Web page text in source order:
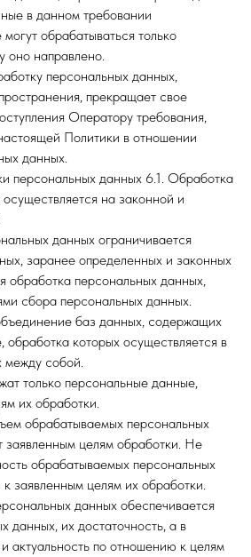
в данном требовании
обрабатываться только
оно направлено.
персональных данных,
прекращает свое
Оператору требования,
Политики в отношении
данных.
персональных данных 6.1. Обработка
на законной и
данных ограничивается
заранее определенных и законных
обработка персональных данных,
сбора персональных данных.
баз данных, содержащих
которых осуществляется в
между собой.
только персональные данные,
их обработки.
обрабатываемых персональных
заявленным целям обработки. Не
обрабатываемых персональных
заявленным целям их обработки.
данных обеспечивается
данных, их достаточность, а в
актуальность по отношению к целям